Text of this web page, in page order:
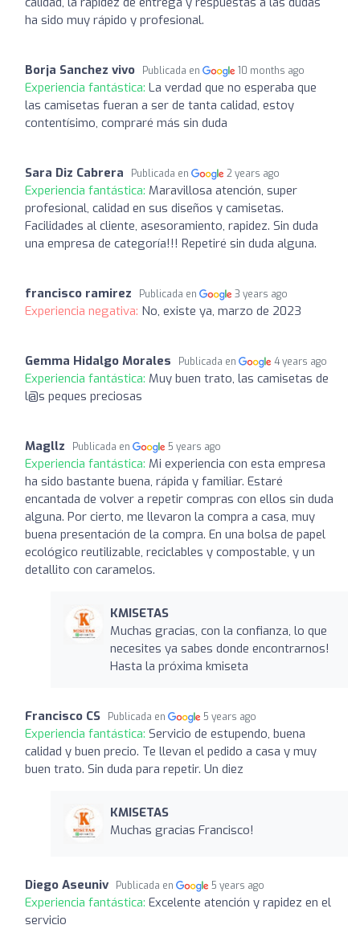
ha sido muy rápido y profesional.
Borja Sanchez vivo Publicada en 10 months ago
Experiencia fantástica: La verdad que no esperaba que
las camisetas fueran a ser de tanta calidad, estoy
contentísimo, compraré más sin duda
Sara Diz Cabrera Publicada en 2 years ago
Experiencia fantástica: Maravillosa atención, super
profesional, calidad en sus diseños y camisetas.
Facilidades al cliente, asesoramiento, rapidez. Sin duda
una empresa de categoría!!! Repetiré sin duda alguna.
francisco ramirez Publicada en 3 years ago
Experiencia negativa: No, existe ya, marzo de 2023
Gemma Hidalgo Morales Publicada en 4 years ago
Experiencia fantástica: Muy buen trato, las camisetas de
l@s peques preciosas
Magllz Publicada en 5 years ago
Experiencia fantástica: Mi experiencia con esta empresa
ha sido bastante buena, rápida y familiar. Estaré
encantada de volver a repetir compras con ellos sin duda
alguna. Por cierto, me llevaron la compra a casa, muy
buena presentación de la compra. En una bolsa de papel
ecológico reutilizable, reciclables y compostable, y un
detallito con caramelos.
KMISETAS
Muchas gracias, con la confianza, lo que
necesites ya sabes donde encontrarnos!
Hasta la próxima kmiseta
Francisco CS Publicada en 5 years ago
Experiencia fantástica: Servicio de estupendo, buena
calidad y buen precio. Te llevan el pedido a casa y muy
buen trato. Sin duda para repetir. Un diez
KMISETAS
Muchas gracias Francisco!
Diego Aseuniv Publicada en 5 years ago
Experiencia fantástica: Excelente atención y rapidez en el
servicio